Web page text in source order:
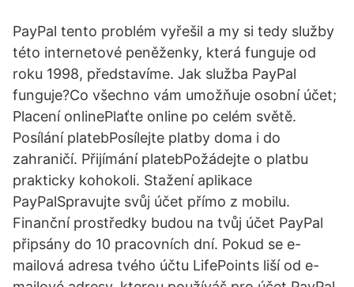
PayPal tento problém vyřešil a my si tedy služby
této internetové peněženky, která funguje od
roku 1998, představíme. Jak služba PayPal
funguje?Co všechno vám umožňuje osobní účet;
Placení onlinePlaťte online po celém světě.
Posílání platebPosílejte platby doma i do
zahraničí. Přijímání platebPožádejte o platbu
prakticky kohokoli. Stažení aplikace
PayPalSpravujte svůj účet přímo z mobilu.
Finanční prostředky budou na tvůj účet PayPal
připsány do 10 pracovních dní. Pokud se e-
mailová adresa tvého účtu LifePoints liší od e-